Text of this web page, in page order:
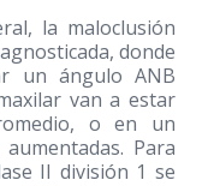
la maloclusión
donde
un ángulo ANB
van a estar
o en un
Para
II división 1 se